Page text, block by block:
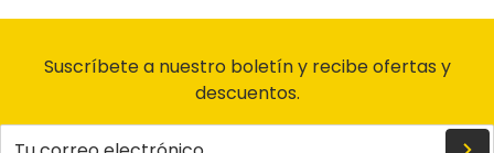
Suscríbete a nuestro boletín y recibe ofertas y
descuentos.
Tu correo electrónico